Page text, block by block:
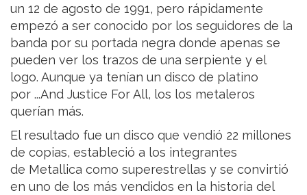
un 12 de agosto de 1991, pero rápidamente
empezó a ser conocido por los seguidores de la
banda por su portada negra donde apenas se
pueden ver los trazos de una serpiente y el
logo. Aunque ya tenían un disco de platino
por ...And Justice For All, los los metaleros
querían más.
El resultado fue un disco que vendió 22 millones
de copias, estableció a los integrantes
de Metallica como superestrellas y se convirtió
en uno de los más vendidos en la historia del